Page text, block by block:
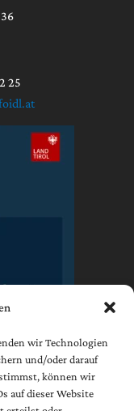
wir Technologien
und/oder darauf
können wir
auf dieser Website
25